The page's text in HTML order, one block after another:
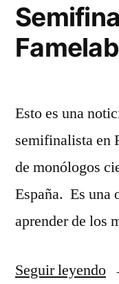
Esto es una
semifinalista en
de monólogos
España. Es una
aprender de los
Seguir leyendo